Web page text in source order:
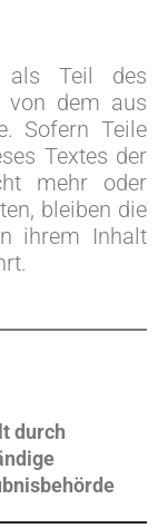
als Teil des
von dem aus
Sofern Teile
Textes der
mehr oder
bleiben die
ihrem Inhalt
durch